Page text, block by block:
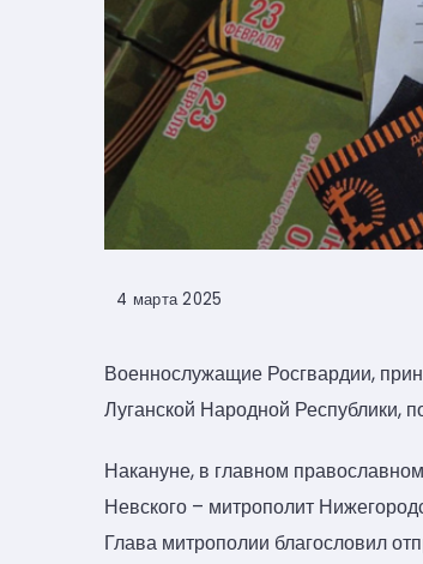
4 марта 2025
Военнослужащие Росгвардии,
Луганской Народной Республики,
Накануне, в главном
Невского – митрополит
Глава митрополии благословил